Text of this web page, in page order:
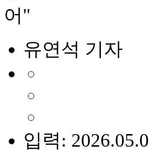
어"
유연석 기자
입력: